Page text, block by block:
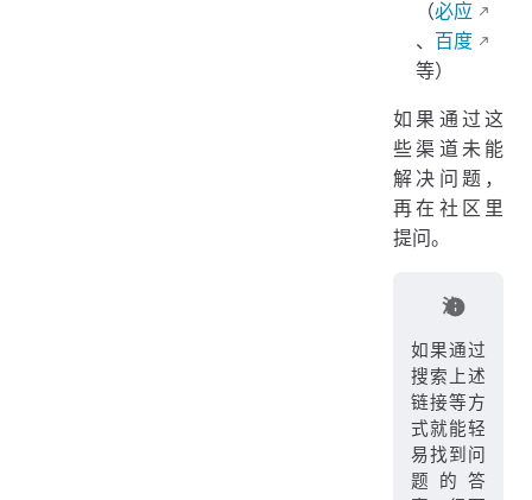
（必应
、 百度
等）
如果通过这
些渠道未能
解决问题，
再在社区里
提问。
注
如果通过
搜索上述
链接等方
式就能轻
易找到问
题的答